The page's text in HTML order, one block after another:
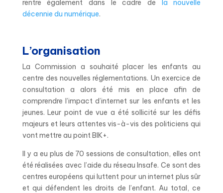
rentre également dans le cadre de la nouvelle
décennie du numérique.
L’organisation
La Commission a souhaité placer les enfants au
centre des nouvelles réglementations. Un exercice de
consultation a alors été mis en place afin de
comprendre l’impact d’internet sur les enfants et les
jeunes. Leur point de vue a été sollicité sur les défis
majeurs et leurs attentes vis-à-vis des politiciens qui
vont mettre au point BIK+.
Il y a eu plus de 70 sessions de consultation, elles ont
été réalisées avec l’aide du réseau Insafe. Ce sont des
centres européens qui luttent pour un internet plus sûr
et qui défendent les droits de l’enfant. Au total, ce